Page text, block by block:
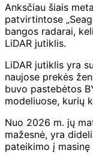
Anksčiau šiais
patvirtintose
bangos radarai,
LiDAR jutiklis.
LiDAR jutiklis yra
naujose prekės
buvo pastebėtos
modeliuose, kurių
Nuo 2026 m. jų
mažesnė, yra
pateikimo į masinę